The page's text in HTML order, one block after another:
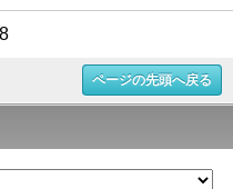
ページの先頭へ戻る